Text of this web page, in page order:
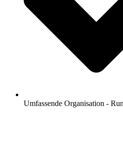
Umfassende Organisation -